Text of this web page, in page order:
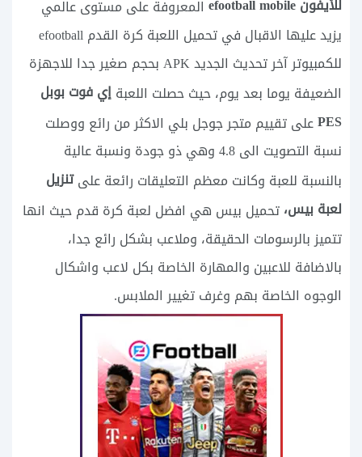
للأيفون efootball mobile
المعروفة على مستوى عالمي
يزيد عليها الاقبال في تحميل اللعبة كرة القدم efootball
للكمبيوتر آخر تحديث الجديد APK بحجم صغير جدا للاجهزة
الضعيفة يوما بعد يوم، حيث حصلت اللعبةإي فوت بوبل
PESعلى تقييم متجر جوجل بلي الاكثر من رائع ووصلت
نسبة التصويت الى 4.8 وهي ذو جودة ونسبة عالية
بالنسبة للعبة وكانت معظم التعليقات رائعة علىتنزيل
لعبة بيس،تحميل بيس هي افضل لعبة كرة قدم حيث انها
تتميز بالرسومات الحقيقة، وملاعب بشكل رائع جدا،
بالاضافة للاعبين والمهارة الخاصة بكل لاعب واشكال
الوجوه الخاصة بهم وغرف تغيير الملابس.